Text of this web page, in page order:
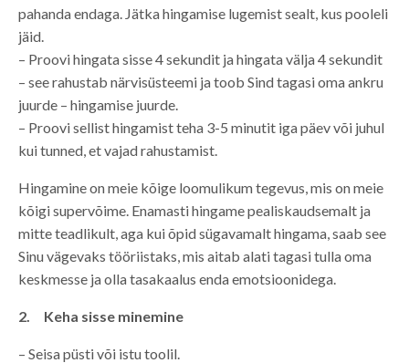
pahanda endaga. Jätka hingamise lugemist sealt, kus pooleli
jäid.
– Proovi hingata sisse 4 sekundit ja hingata välja 4 sekundit
– see rahustab närvisüsteemi ja toob Sind tagasi oma ankru
juurde – hingamise juurde.
– Proovi sellist hingamist teha 3-5 minutit iga päev või juhul
kui tunned, et vajad rahustamist.
Hingamine on meie kõige loomulikum tegevus, mis on meie
kõigi supervõime. Enamasti hingame pealiskaudsemalt ja
mitte teadlikult, aga kui õpid sügavamalt hingama, saab see
Sinu vägevaks tööriistaks, mis aitab alati tagasi tulla oma
keskmesse ja olla tasakaalus enda emotsioonidega.
2. Keha sisse minemine
– Seisa püsti või istu toolil.